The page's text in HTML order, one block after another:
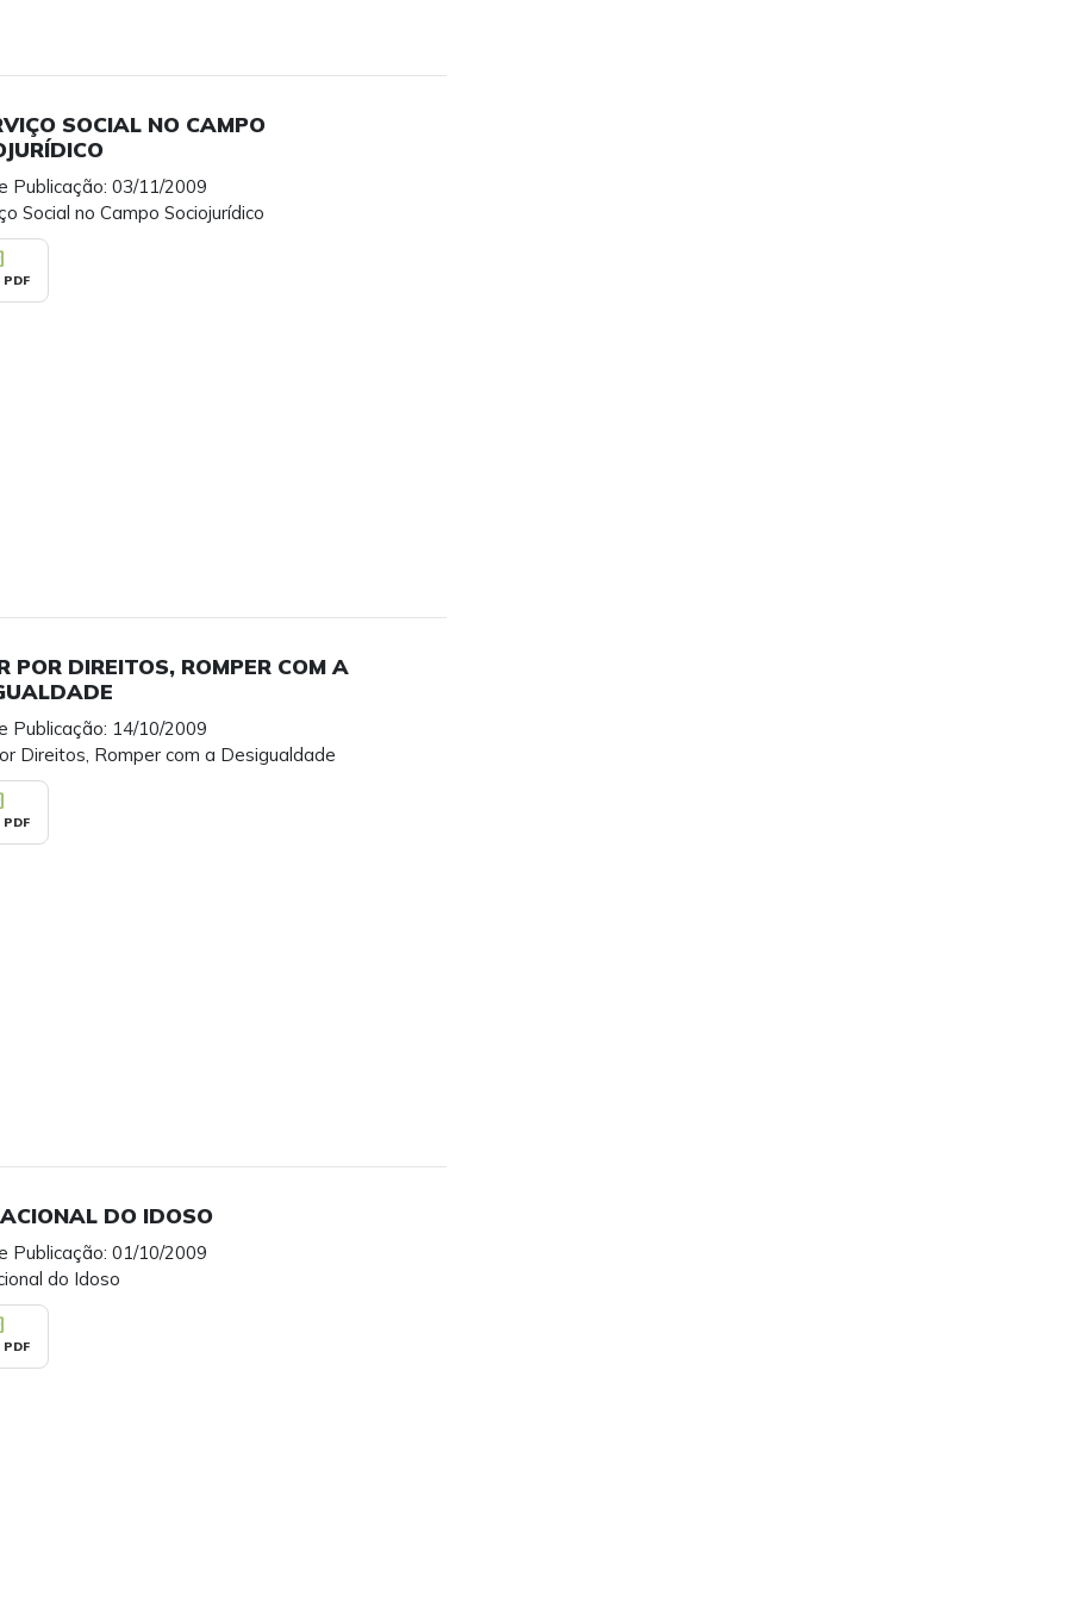
SOCIAL NO CAMPO
Publicação: 03/11/2009
Social no Campo Sociojurídico
PDF
POR DIREITOS, ROMPER COM A
Publicação: 14/10/2009
Direitos, Romper com a Desigualdade
PDF
DO IDOSO
Publicação: 01/10/2009
do Idoso
PDF